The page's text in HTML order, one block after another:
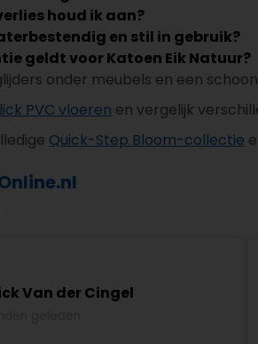
houd ik aan?
en stil in gebruik?
geldt voor Katoen Eik Natuur?
onder meubels en een
PVC vloeren en vergelijk
Quick-Step Bloom-collectie
Van der Cingel